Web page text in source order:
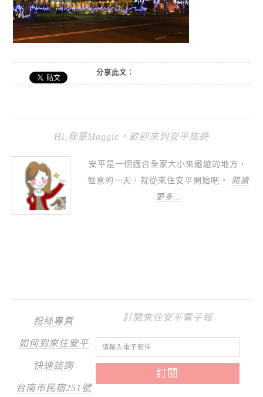
分享此文：
Hi,我是Maggie，歡迎來到安平旅遊
安平是一個適合全家大小來遨遊的地方，
愜意的一天，就從來住安平開始吧。 閱讀
更多…
粉絲專頁
如何到來住安平
快速諮詢
台南市民宿251號
訂閱來住安平電子報